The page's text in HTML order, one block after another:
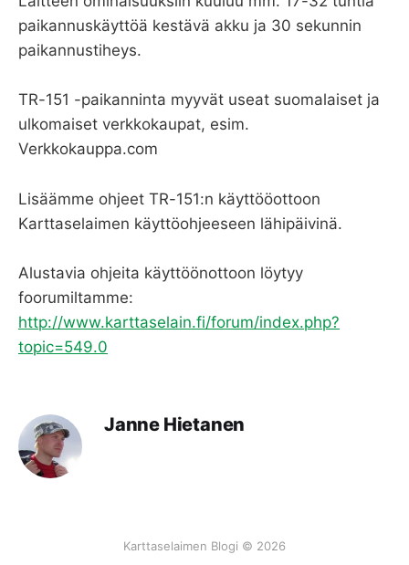
paikannuskäyttöä kestävä akku ja 30 sekunnin
paikannustiheys.
TR-151 -paikanninta myyvät useat suomalaiset ja
ulkomaiset verkkokaupat, esim.
Verkkokauppa.com
Lisäämme ohjeet TR-151:n käyttööottoon
Karttaselaimen käyttöohjeeseen lähipäivinä.
Alustavia ohjeita käyttöönottoon löytyy
foorumiltamme:
http://www.karttaselain.fi/forum/index.php?
topic=549.0
Janne Hietanen
Karttaselaimen Blogi © 2026